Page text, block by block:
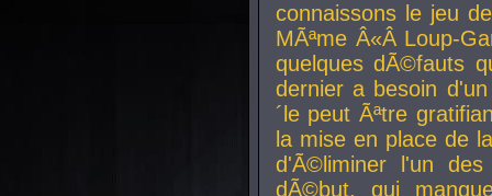
connaissons le jeu
MÃªme Â«Â Loup-
quelques dÃ©fauts
dernier a besoin
´le peut Ãªtre
la mise en place de
d'Ã©liminer l'un
dÃ©but, qui